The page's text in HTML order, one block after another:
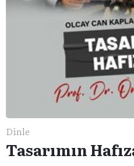
Dinle
Tasarımın